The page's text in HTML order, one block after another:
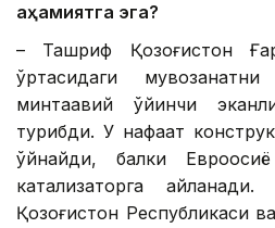
аҳамиятга эга?
– Ташриф Қозоғистон
ўртасидаги
минтақавий ўйинчи
турибди. У нафақат
ўйнайди, балки
катализаторга
Қозоғистон Республикаси